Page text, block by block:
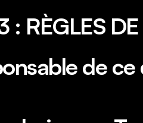
: RÈGLES
de